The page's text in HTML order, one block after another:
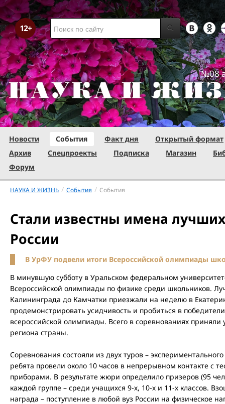
№08
Новости События Факт дня
Открытый формат
Архив
Спецпроекты Подписка Магазин
Форум
НАУКА И ЖИЗНЬ / События / События
Стали известны имена
России
В УрФУ подвели итоги Всероссийской олимпиады
В минувшую субботу в Уральском федеральном
Всероссийской олимпиады по физике среди школьников.
Калининграда до Камчатки приезжали на неделю в
продемонстрировать усидчивость и пробиться в
всероссийской олимпиады. Всего в соревнованиях приняли
региона страны.
Соревнования состояли из двух туров –
ребята провели около 10 часов в непрерывном контакте с
приборами. В результате жюри определило призеров (95
каждой группе – среди учащихся 9-х, 10-х и 11-х классов.
награда – поступление в любой вуз России на физическое